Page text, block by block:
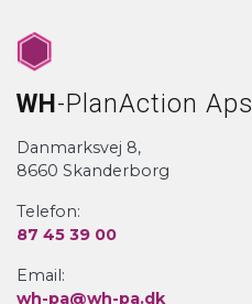
WH-PlanAction Aps
Danmarksvej 8,
8660 Skanderborg
Telefon:
87 45 39 00
Email:
wh-pa@wh-pa.dk